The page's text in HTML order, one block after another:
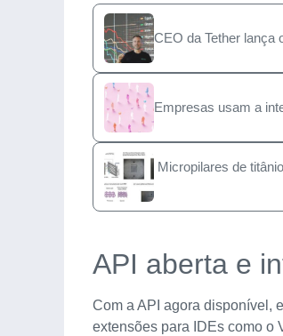
CEO da Tether lança
Empresas usam a
Micropilares de
API aberta e
Com a API agora disponível,
extensões para IDEs como o